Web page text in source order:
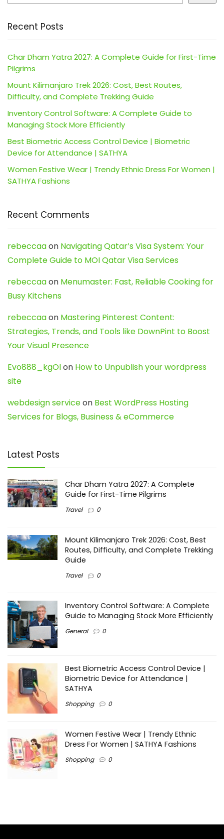
Recent Posts
Char Dham Yatra 2027: A Complete Guide for First-Time
Pilgrims
Mount Kilimanjaro Trek 2026: Cost, Best Routes,
Difficulty, and Complete Trekking Guide
Inventory Control Software: A Complete Guide to
Managing Stock More Efficiently
Best Biometric Access Control Device | Biometric
Device for Attendance | SATHYA
Women Festive Wear | Trendy Ethnic Dress For Women |
SATHYA Fashions
Recent Comments
rebeccaaon Navigating Qatar’s Visa System: Your
Complete Guide to MOI Qatar Visa Services
rebeccaaon Menumaster: Fast, Reliable Cooking for
Busy Kitchens
rebeccaaon Mastering Pinterest Content:
Strategies, Trends, and Tools like DownPint to Boost
Your Visual Presence
Evo888_kgOlon How to Unpublish your wordpress
site
webdesign serviceon Best WordPress Hosting
Services for Blogs, Business & eCommerce
Latest Posts
Char Dham Yatra 2027: A Complete
Guide for First-Time Pilgrims
Travel 0
Mount Kilimanjaro Trek 2026: Cost, Best
Routes, Difficulty, and Complete Trekking
Guide
Travel 0
Inventory Control Software: A Complete
Guide to Managing Stock More Efficiently
General 0
Best Biometric Access Control Device |
Biometric Device for Attendance |
SATHYA
Shopping 0
Women Festive Wear | Trendy Ethnic
Dress For Women | SATHYA Fashions
Shopping 0